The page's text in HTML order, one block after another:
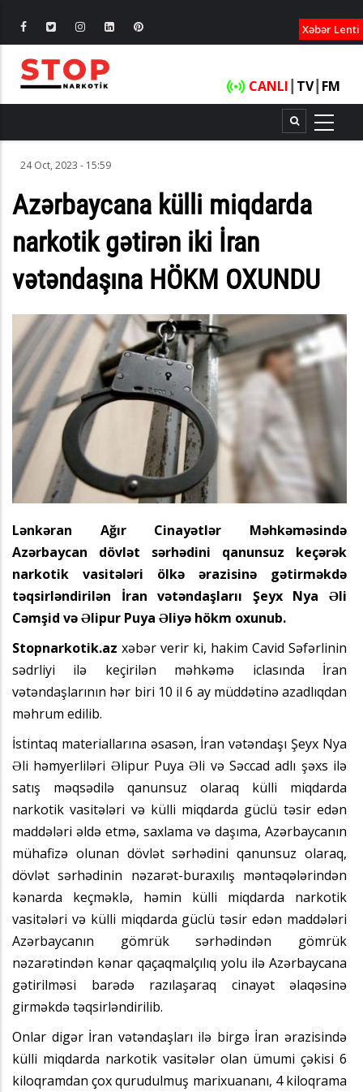
Xəbər Lenti
CANLI TV┃ FM
24 Oct, 2023 - 15:59
Azərbaycana külli miqdarda
narkotik gətirən iki İran
vətəndaşına HÖKM OXUNDU
Lənkəran Ağır Cinayətlər Məhkəməsində
Azərbaycan dövlət sərhədini qanunsuz keçərək
narkotik vasitələri ölkə ərazisinə gətirməkdə
təqsirləndirilən İran vətəndaşlarıı Şeyx Nya Əli
Cəmşid və Əlipur Puya Əliyə hökm oxunub.
Stopnarkotik.az xəbər verir ki, hakim Cavid Səfərlinin
sədrliyi ilə keçirilən məhkəmə iclasında İran
vətəndaşlarının hər biri 10 il 6 ay müddətinə azadlıqdan
məhrum edilib.
İstintaq materiallarına əsasən, İran vətəndaşı Şeyx Nya
Əli həmyerliləri Əlipur Puya Əli və Səccad adlı şəxs ilə
satış məqsədilə qanunsuz olaraq külli miqdarda
narkotik vasitələri və külli miqdarda güclü təsir edən
maddələri əldə etmə, saxlama və daşıma, Azərbaycanın
mühafizə olunan dövlət sərhədini qanunsuz olaraq,
dövlət sərhədinin nəzarət-buraxılış məntəqələrindən
kənarda keçməklə, həmin külli miqdarda narkotik
vasitələri və külli miqdarda güclü təsir edən maddələri
Azərbaycanın gömrük sərhədindən gömrük
nəzarətindən kənar qaçaqmalçılıq yolu ilə Azərbaycana
gətirilməsi barədə razılaşaraq cinayət əlaqəsinə
girməkdə təqsirləndirilib.
Onlar digər İran vətəndaşları ilə birgə İran ərazisində
külli miqdarda narkotik vasitələr olan ümumi çəkisi 6
kiloqramdan çox qurudulmuş marixuananı, 4 kiloqrama